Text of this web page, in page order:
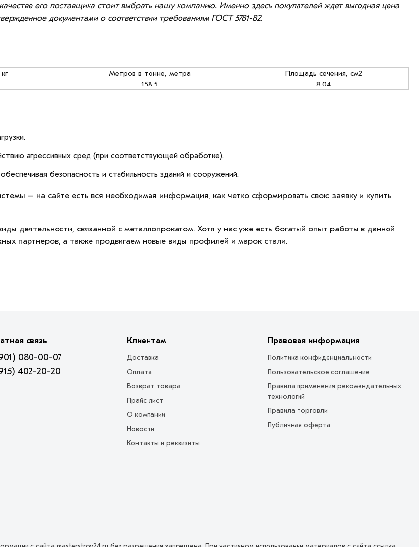
его поставщика стоит выбрать нашу компанию. Именно здесь покупателей ждет выгодная цена
документами о соответствии требованиям ГОСТ 5781-82.
Метров в тонне, метра
Площадь сечения, см2
158.5 8.04
агрессивных сред (при соответствующей обработке).
безопасность и стабильность зданий и сооружений.
– на сайте есть вся необходимая информация, как четко сформировать свою заявку и купить
деятельности, связанной с металлопрокатом. Хотя у нас уже есть богатый опыт работы в данной
партнеров, а также продвигаем новые виды профилей и марок стали.
связь
080-00-07
402-20-20
Клиентам
Доставка
Оплата
Возврат товара
Прайс лист
О компании
Новости
Контакты и реквизиты
Правовая информация
Политика конфиденциальности
Пользовательское соглашение
Правила применения рекомендательных
технологий
Правила торговли
Публичная оферта